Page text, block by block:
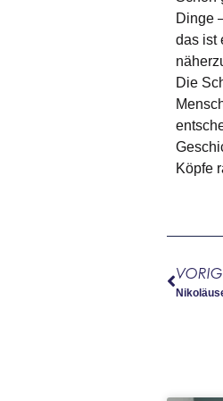
Dinge
das ist
Die
Köpfe